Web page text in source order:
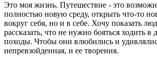
Это моя жизнь. Путешествие - это
полностью новую среду, открыть что-то
вокруг себя, но и в себе. Хочу показать
рассказать, что не нужно бояться ходить в
походы. Чтобы они влюбились и
непревзойденная, и ее творения.